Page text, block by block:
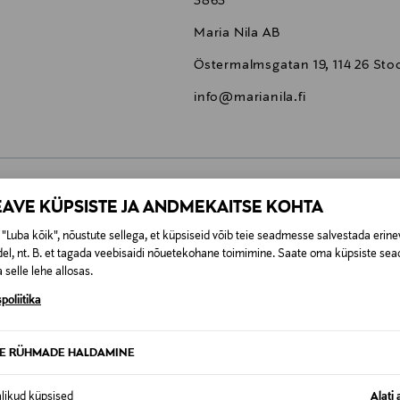
KÜPSISTE JA ANDMEKAITSE KOHTA
"Luba kõik", nõustute sellega, et küpsiseid võib teie seadmesse salvestada
nt. B. et tagada veebisaidi nõuetekohane toimimine. Saate oma küpsiste
selle lehe allosas.
RÜHMADE HALDAMINE
küpsised Alati
Maria Nila AB
Östermalmsgatan 19, 114 26
info@marianila.fi
0,00 €
lepingust taganeda 30 päeva jooksul alates kauba
Tagastatavad suletud pakendis kosmeetika- ja loodustooted
KA